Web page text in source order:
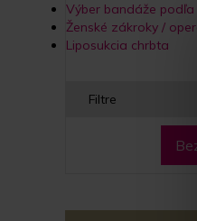
Výber bandáže
Ženské zákroky /
Liposukcia chrbta
Filtre